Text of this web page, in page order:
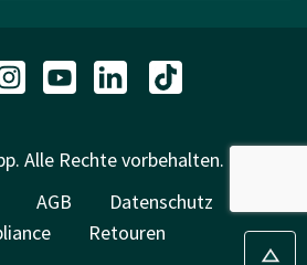
Alle Rechte vorbehalten.
AGB
Datenschutz
Retouren